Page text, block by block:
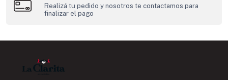
Realizá tu pedido y nosotros te contactamos para
finalizar el pago